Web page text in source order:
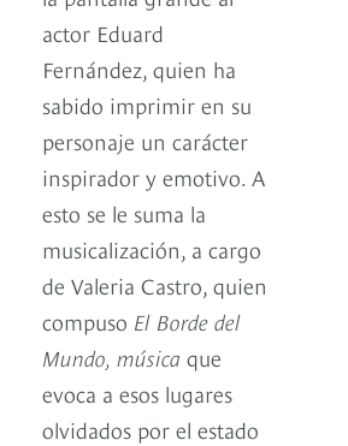
actor Eduard
Fernández, quien ha
sabido imprimir en su
personaje un carácter
inspirador y emotivo. A
esto se le suma la
musicalización, a cargo
de Valeria Castro, quien
compuso El Borde del
Mundo, música que
evoca a esos lugares
olvidados por el estado